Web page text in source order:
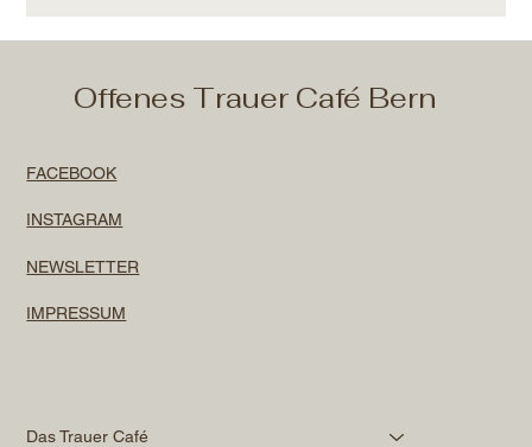
Offenes Trauer Café Bern
FACEBOOK
INSTAGRAM
NEWSLETTER
IMPRESSUM
Das Trauer Café